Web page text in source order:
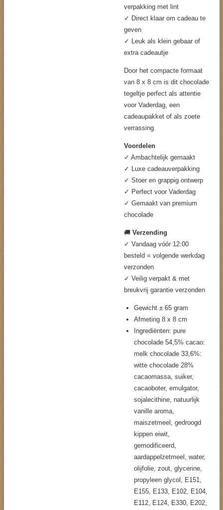
verpakking met lint
✓ Direct klaar om cadeau te
geven
✓ Leuk als klein gebaar of
extra cadeautje
Door het compacte formaat
van 8 x 8 cm is dit chocolade
tegeltje perfect als attentie
voor Vaderdag, een
cadeaupakket of als zoete
verrassing.
Voordelen
✓ Ambachtelijk gemaakt
✓ Luxe cadeauverpakking
✓ Stoer en grappig ontwerp
✓ Perfect voor Vaderdag
✓ Gemaakt van premium
chocolade
🚚 Verzending
✓ Vandaag vóór 12:00
besteld = volgende werkdag
verzonden
✓ Veilig verpakt & met
breukvrij garantie verzonden
Gewicht ± 65 gram
Afmeting 8 x 8 cm
Ingrediënten: pure
chocolade 54,5% cacao:
melk chocolade 33,6%:
witte chocolade 28%
cacaomassa, suiker,
cacaoboter, emulgator,
sojalecithine, natuurlijk
vanille aroma,
maiszetmeel, gedroogd
kippen eiwit,
gemodificeerd,
aardappelzetmeel, water,
olijfolie, zout, glycerine,
propyleen glycol, E151,
E155, E133, E102, E104,
E112, E124, E330, E202,